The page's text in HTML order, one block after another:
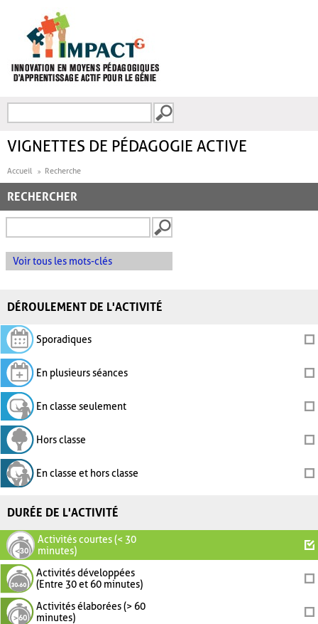
FORMULAIRE DE
VIGNETTES DE PÉDAGOGIE ACTIVE
Accueil Recherche
RECHERCHER
Voir tous les mots-clés
DÉROULEMENT DE L'ACTIVITÉ
Sporadiques
En plusieurs séances
En classe seulement
Hors classe
En classe et hors classe
DURÉE DE L'ACTIVITÉ
Activités courtes (< 30
minutes)
Activités développées
(Entre 30 et 60 minutes)
Activités élaborées (> 60
minutes)